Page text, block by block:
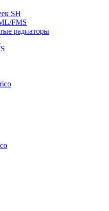
SH
FMS
радиаторы